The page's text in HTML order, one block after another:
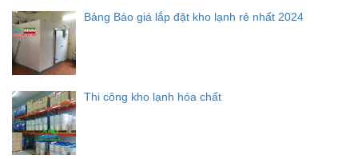
Bảng Báo giá lắp đặt kho lạnh rẻ nhất 2024
Thi công kho lạnh hóa chất